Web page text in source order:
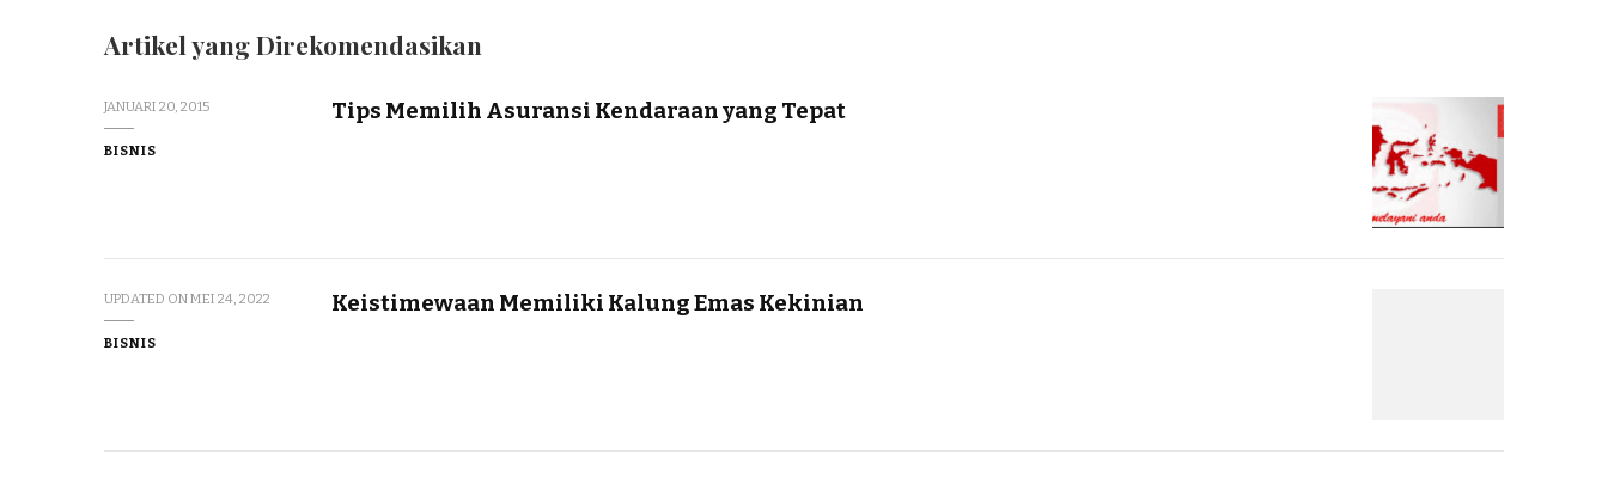
Artikel yang Direkomendasikan
JANUARI 20, 2015
BISNIS
Tips Memilih Asuransi Kendaraan yang Tepat
UPDATED ONMEI 24, 2022
BISNIS
Keistimewaan Memiliki Kalung Emas Kekinian